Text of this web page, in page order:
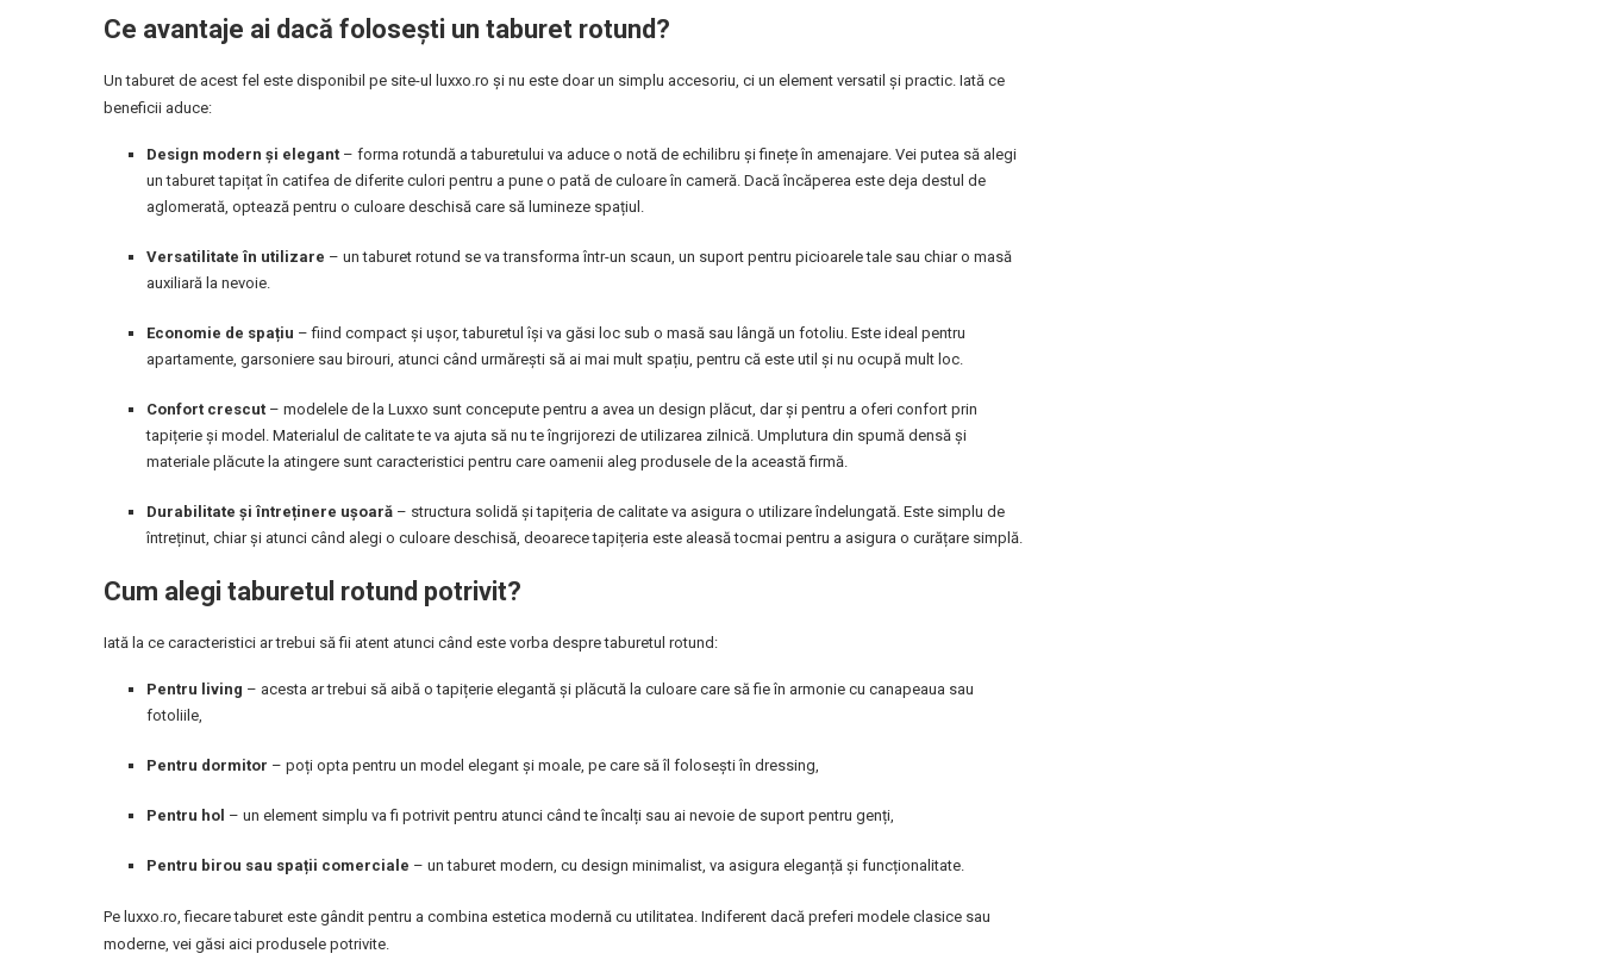
Ce avantaje ai dacă folosești un taburet rotund?
Un taburet de acest fel este disponibil pe site-ul luxxo.ro și nu este doar un simplu accesoriu, ci un element versatil și practic. Iată ce
beneficii aduce:
Design modern și elegant – forma rotundă a taburetului va aduce o notă de echilibru și finețe în amenajare. Vei putea să alegi
un taburet tapițat în catifea de diferite culori pentru a pune o pată de culoare în cameră. Dacă încăperea este deja destul de
aglomerată, optează pentru o culoare deschisă care să lumineze spațiul.
Versatilitate în utilizare – un taburet rotund se va transforma într-un scaun, un suport pentru picioarele tale sau chiar o masă
auxiliară la nevoie.
Economie de spațiu – fiind compact și ușor, taburetul își va găsi loc sub o masă sau lângă un fotoliu. Este ideal pentru
apartamente, garsoniere sau birouri, atunci când urmărești să ai mai mult spațiu, pentru că este util și nu ocupă mult loc.
Confort crescut – modelele de la Luxxo sunt concepute pentru a avea un design plăcut, dar și pentru a oferi confort prin
tapițerie și model. Materialul de calitate te va ajuta să nu te îngrijorezi de utilizarea zilnică. Umplutura din spumă densă și
materiale plăcute la atingere sunt caracteristici pentru care oamenii aleg produsele de la această firmă.
Durabilitate și întreținere ușoară – structura solidă și tapițeria de calitate va asigura o utilizare îndelungată. Este simplu de
întreținut, chiar și atunci când alegi o culoare deschisă, deoarece tapițeria este aleasă tocmai pentru a asigura o curățare simplă.
Cum alegi taburetul rotund potrivit?
Iată la ce caracteristici ar trebui să fii atent atunci când este vorba despre taburetul rotund:
Pentru living – acesta ar trebui să aibă o tapițerie elegantă și plăcută la culoare care să fie în armonie cu canapeaua sau
fotoliile,
Pentru dormitor – poți opta pentru un model elegant și moale, pe care să îl folosești în dressing,
Pentru hol – un element simplu va fi potrivit pentru atunci când te încalți sau ai nevoie de suport pentru genți,
Pentru birou sau spații comerciale – un taburet modern, cu design minimalist, va asigura eleganță și funcționalitate.
Pe luxxo.ro, fiecare taburet este gândit pentru a combina estetica modernă cu utilitatea. Indiferent dacă preferi modele clasice sau
moderne, vei găsi aici produsele potrivite.